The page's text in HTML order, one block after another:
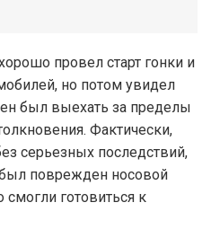
провел старт гонки и
но потом увидел
был выехать за пределы
Фактически,
серьезных последствий,
поврежден носовой
готовиться к